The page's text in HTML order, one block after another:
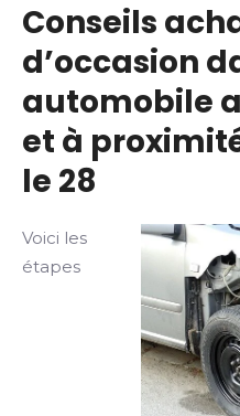
Conseils
d’occasion
automobile
et à
le 28
Voici les
étapes